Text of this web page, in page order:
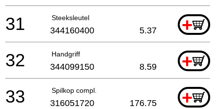
Steeksleutel +
31 344160400 5.37
Handgriff +
32 344099150 8.59
Spilkop compl. +
33 316051720 176.75